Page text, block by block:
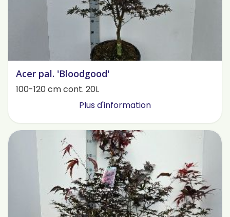
Acer pal. 'Bloodgood'
100-120 cm cont. 20L
Plus d'information